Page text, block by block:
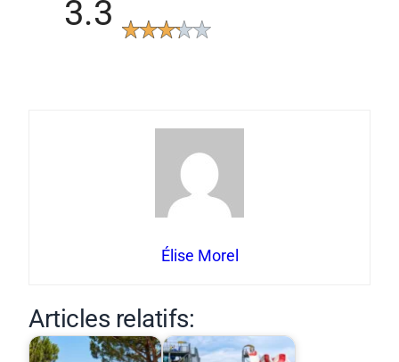
3.3
Élise Morel
Articles relatifs: